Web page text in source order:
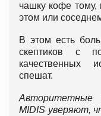
чашку кофе тому,
этом или
В этом есть
скептиков с
качественных
спешат.
Авторитетные
MIDIS уверяют,